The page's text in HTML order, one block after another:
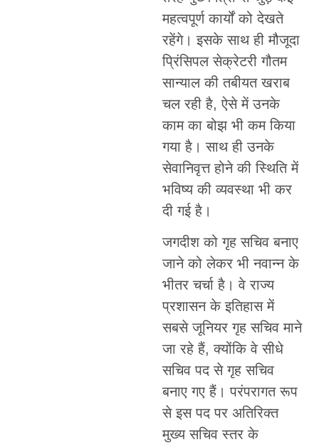
महत्वपूर्ण कार्यों को देखते
रहेंगे। इसके साथ ही मौजूदा
प्रिंसिपल सेक्रेटरी गौतम
सान्याल की तबीयत खराब
चल रही है, ऐसे में उनके
काम का बोझ भी कम किया
गया है। साथ ही उनके
सेवानिवृत्त होने की स्थिति में
भविष्य की व्यवस्था भी कर
दी गई है।
जगदीश को गृह सचिव बनाए
जाने को लेकर भी नवान्न के
भीतर चर्चा है। वे राज्य
प्रशासन के इतिहास में
सबसे जूनियर गृह सचिव माने
जा रहे हैं, क्योंकि वे सीधे
सचिव पद से गृह सचिव
बनाए गए हैं। परंपरागत रूप
से इस पद पर अतिरिक्त
मुख्य सचिव स्तर के